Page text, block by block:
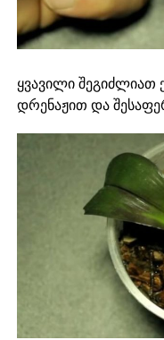
ყვავილი
დრენაჟით და